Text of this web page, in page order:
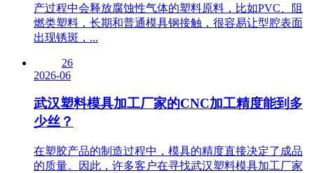
产过程中会释放腐蚀性气体的塑料原料，比如PVC、阻
燃类塑料，长期和普通模具钢接触，很容易让型腔表面
出现锈斑，...
26
2026-06
武汉塑料模具加工厂家的CNC加工精度能到多
少丝？
在塑胶产品的制造过程中，模具的精度直接决定了成品
的质量。因此，许多客户在寻找武汉塑料模具加工厂家